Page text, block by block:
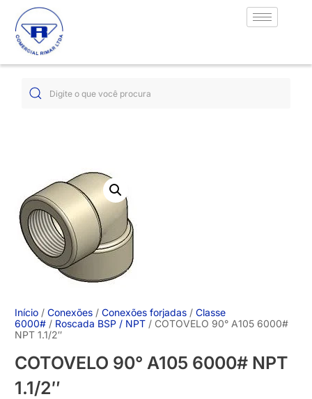
Início /Conexões /Conexões forjadas /Classe
6000# / Roscada BSP / NPT / COTOVELO 90° A105 6000#
NPT 1.1/2″
COTOVELO 90° A105 6000# NPT
1.1/2″